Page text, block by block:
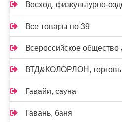
Восход, физкультурно-
Все товары по 39
Всероссийское общество
ВТД&КОЛОРЛОН,
Гавайи, сауна
Гавань, баня